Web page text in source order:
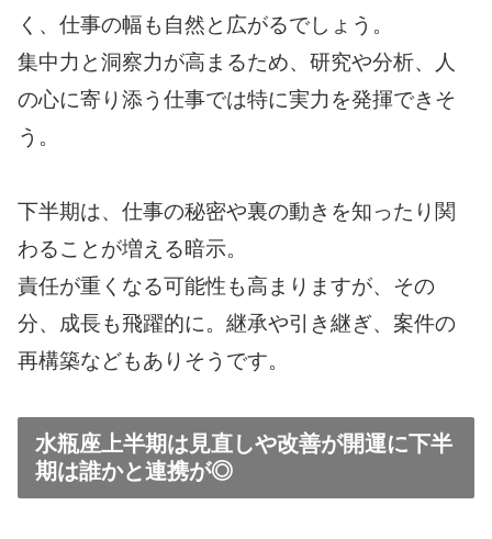
く、仕事の幅も自然と広がるでしょう。
集中力と洞察力が高まるため、研究や分析、人
の心に寄り添う仕事では特に実力を発揮できそ
う。
下半期は、仕事の秘密や裏の動きを知ったり関
わることが増える暗示。
責任が重くなる可能性も高まりますが、その
分、成長も飛躍的に。継承や引き継ぎ、案件の
再構築などもありそうです。
水瓶座上半期は見直しや改善が開運に下半
期は誰かと連携が◎